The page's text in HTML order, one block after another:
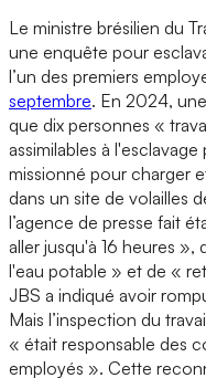
Le ministre brésilien du
une enquête pour
l’un des premiers
septembre. En 2024,
que dix personnes «
assimilables à
missionné pour charger
dans un site de volailles
l’agence de presse fait
aller jusqu'à 16 heures
l'eau potable » et de «
JBS a indiqué avoir
Mais l’inspection du
« était responsable des
employés ». Cette